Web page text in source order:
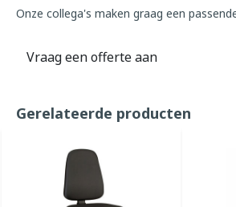
Onze collega's maken graag een
Vraag een offerte aan
Gerelateerde producten